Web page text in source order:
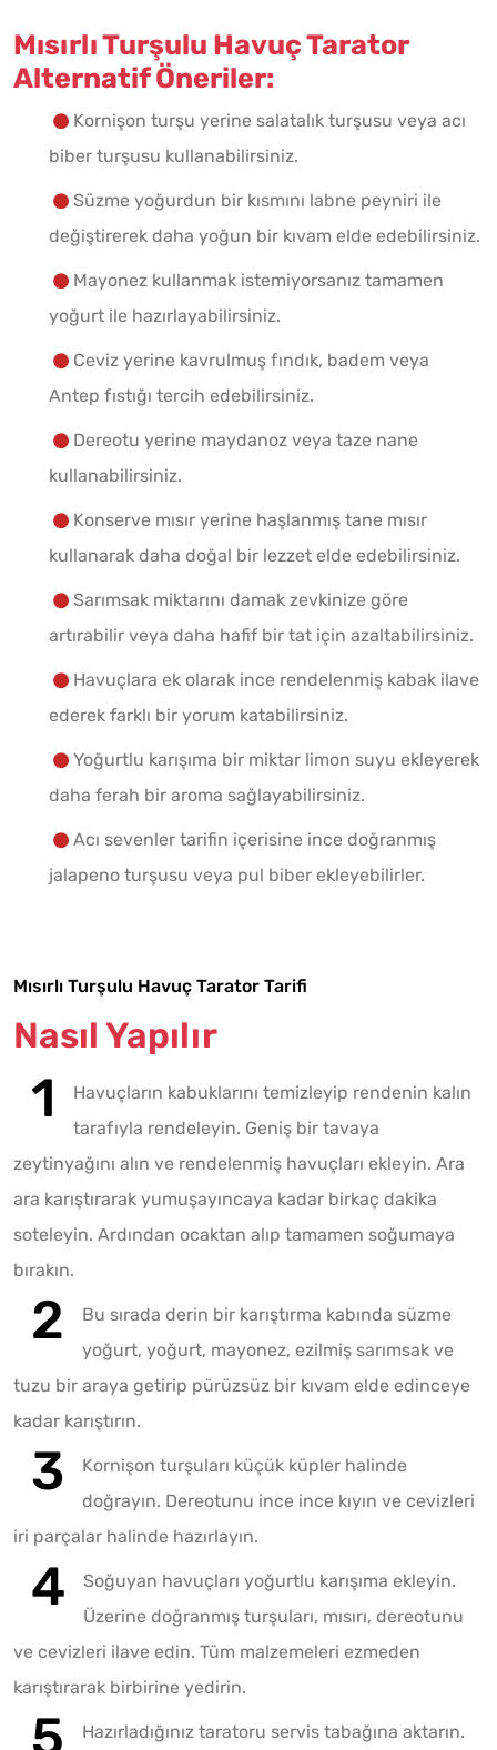
Mısırlı Turşulu Havuç Tarator
Alternatif Öneriler:
Kornişon turşu yerine salatalık turşusu veya acı
biber turşusu kullanabilirsiniz.
Süzme yoğurdun bir kısmını labne peyniri ile
değiştirerek daha yoğun bir kıvam elde edebilirsiniz.
Mayonez kullanmak istemiyorsanız tamamen
yoğurt ile hazırlayabilirsiniz.
Ceviz yerine kavrulmuş fındık, badem veya
Antep fıstığı tercih edebilirsiniz.
Dereotu yerine maydanoz veya taze nane
kullanabilirsiniz.
Konserve mısır yerine haşlanmış tane mısır
kullanarak daha doğal bir lezzet elde edebilirsiniz.
Sarımsak miktarını damak zevkinize göre
artırabilir veya daha hafif bir tat için azaltabilirsiniz.
Havuçlara ek olarak ince rendelenmiş kabak ilave
ederek farklı bir yorum katabilirsiniz.
Yoğurtlu karışıma bir miktar limon suyu ekleyerek
daha ferah bir aroma sağlayabilirsiniz.
Acı sevenler tarifin içerisine ince doğranmış
jalapeno turşusu veya pul biber ekleyebilirler.
Mısırlı Turşulu Havuç Tarator Tarifi
Nasıl Yapılır
Havuçların kabuklarını temizleyip rendenin kalın
tarafıyla rendeleyin. Geniş bir tavaya
zeytinyağını alın ve rendelenmiş havuçları ekleyin. Ara
ara karıştırarak yumuşayıncaya kadar birkaç dakika
soteleyin. Ardından ocaktan alıp tamamen soğumaya
bırakın.
Bu sırada derin bir karıştırma kabında süzme
yoğurt, yoğurt, mayonez, ezilmiş sarımsak ve
tuzu bir araya getirip pürüzsüz bir kıvam elde edinceye
kadar karıştırın.
Kornişon turşuları küçük küpler halinde
doğrayın. Dereotunu ince ince kıyın ve cevizleri
iri parçalar halinde hazırlayın.
Soğuyan havuçları yoğurtlu karışıma ekleyin.
Üzerine doğranmış turşuları, mısırı, dereotunu
ve cevizleri ilave edin. Tüm malzemeleri ezmeden
karıştırarak birbirine yedirin.
Hazırladığınız taratoru servis tabağına aktarın.